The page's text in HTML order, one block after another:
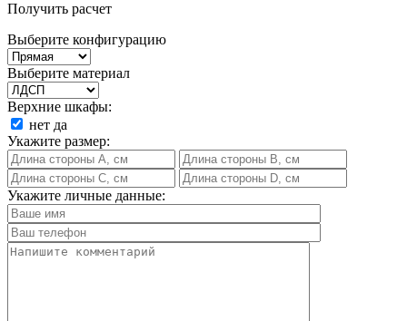
Получить расчет
Выберите конфигурацию
Выберите материал
Верхние шкафы:
нет да
Укажите размер:
Укажите личные данные: